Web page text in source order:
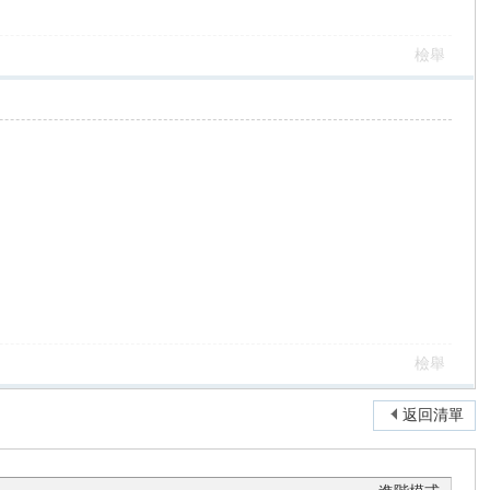
檢舉
檢舉
返回清單